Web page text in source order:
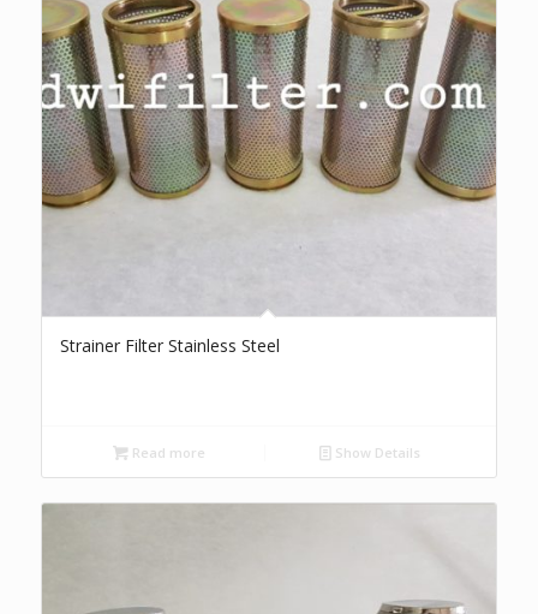
Strainer Filter Stainless Steel
Read more Show Details